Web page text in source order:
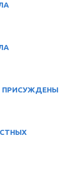
ПРИСУЖДЕНЫ